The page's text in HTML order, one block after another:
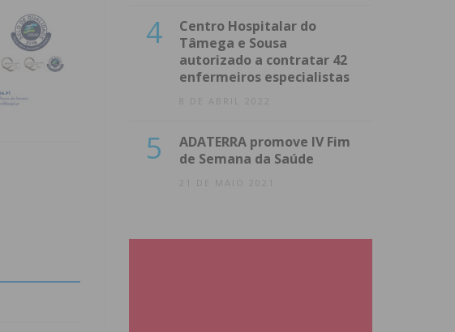
4
Centro Hospitalar do
Tâmega e Sousa
autorizado a contratar 42
enfermeiros especialistas
8 DE ABRIL 2022
5
ADATERRA promove IV Fim
de Semana da Saúde
21 DE MAIO 2021